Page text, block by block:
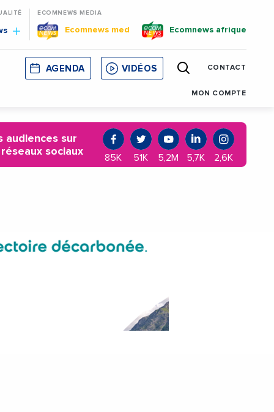
ECOMNEWS MEDIA
Ecomnews med Ecomnews afrique
CORSE MONACO CATALOGNE
AGENDA VIDÉOS CONTACT
MON COMPTE
audiences sur
réseaux sociaux
85K 51K 5,2M 5,7K 2,6K